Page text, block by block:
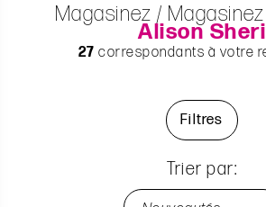
Magasinez Magasinez
Alison Sheri
27 correspondants à votre
Trier par:
Filtres